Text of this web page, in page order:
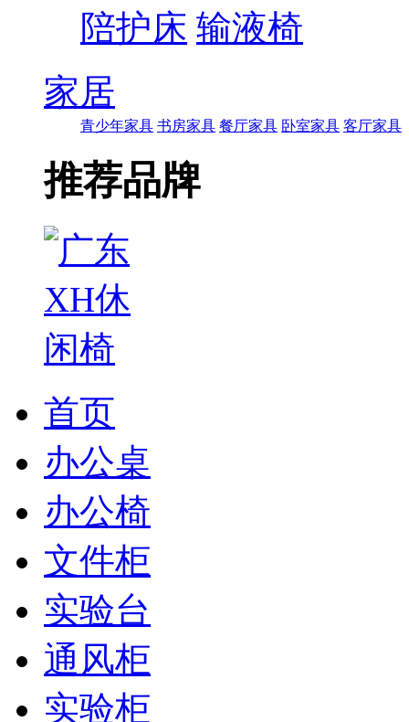
陪护床 输液椅
家居
青少年家具 书房家具 餐厅家具 卧室家具 客厅家具
推荐品牌
首页
办公桌
办公椅
文件柜
实验台
通风柜
实验柜